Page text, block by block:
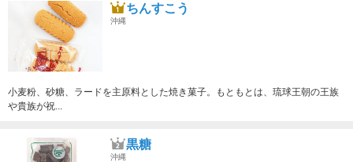
ちんすこう
沖縄
小麦粉、砂糖、ラードを主原料とした焼き菓子。もともとは、琉球王朝の王族
や貴族が祝...
黒糖
沖縄